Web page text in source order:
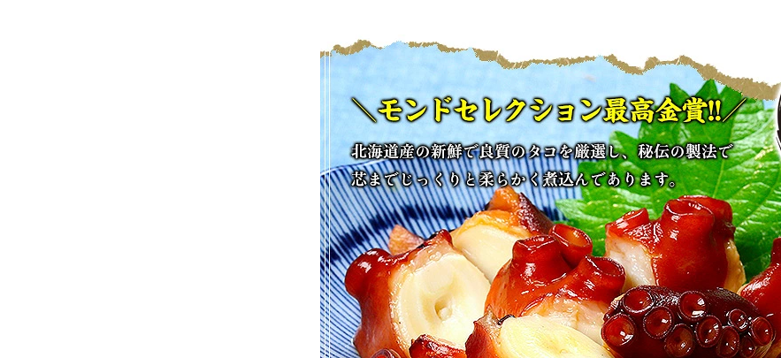
領収書・納品書等は一切同封しておりません。領収書は購入履歴から印刷してご利用ください。
カートに入れる